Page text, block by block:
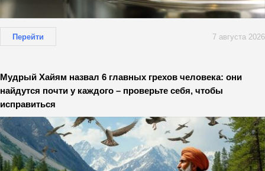
Перейти 7 августа 2026
Мудрый Хайям назвал 6 главных грехов человека: они
найдутся почти у каждого – проверьте себя, чтобы
исправиться